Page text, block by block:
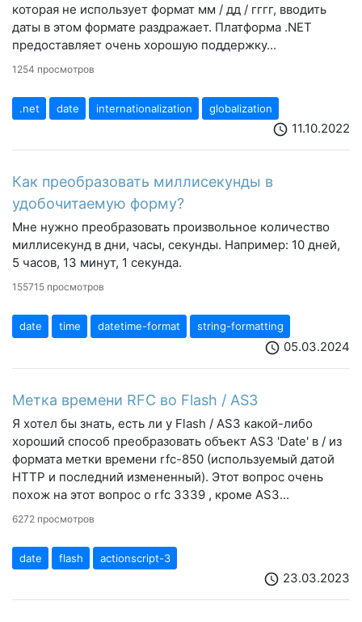
которая не использует формат мм / дд / гггг, вводить
даты в этом формате раздражает. Платформа .NET
предоставляет очень хорошую поддержку...
1254 просмотров
.net date internationalization globalization
schedule 11.10.2022
Как преобразовать миллисекунды в
удобочитаемую форму?
Мне нужно преобразовать произвольное количество
миллисекунд в дни, часы, секунды. Например: 10 дней,
5 часов, 13 минут, 1 секунда.
155715 просмотров
date time datetime-format string-formatting
schedule 05.03.2024
Метка времени RFC во Flash / AS3
Я хотел бы знать, есть ли у Flash / AS3 какой-либо
хороший способ преобразовать объект AS3 'Date' в / из
формата метки времени rfc-850 (используемый датой
HTTP и последний измененный). Этот вопрос очень
похож на этот вопрос о rfc 3339 , кроме AS3...
6272 просмотров
date flash actionscript-3
schedule 23.03.2023